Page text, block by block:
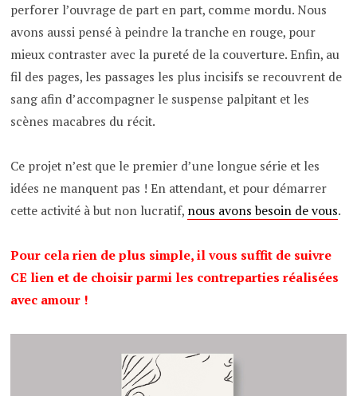
perforer l’ouvrage de part en part, comme mordu. Nous
avons aussi pensé à peindre la tranche en rouge, pour
mieux contraster avec la pureté de la couverture. Enfin, au
fil des pages, les passages les plus incisifs se recouvrent de
sang afin d’accompagner le suspense palpitant et les
scènes macabres du récit.
Ce projet n’est que le premier d’une longue série et les
idées ne manquent pas ! En attendant, et pour démarrer
cette activité à but non lucratif, nous avons besoin de vous.
Pour cela rien de plus simple, il vous suffit de suivre
CE lien et de choisir parmi les contreparties réalisées
avec amour !